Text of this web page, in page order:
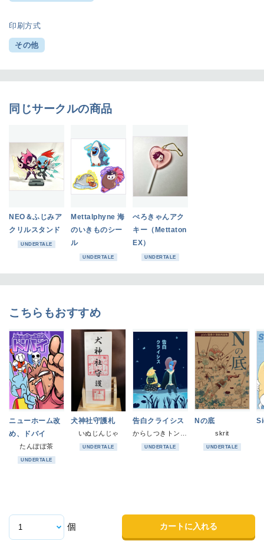
印刷方式
その他
同じサークルの商品
NEO＆ふじみア
クリルスタンド
UNDERTALE
Mettalphyne 海
のいきものシー
ル
UNDERTALE
ぺろきゃんアク
キー（Mettaton
EX）
UNDERTALE
こちらもおすすめ
ニューホーム改
め、ドバイ
たんぽぽ茶
UNDERTALE
犬神社守護札
いぬじんじゃ
UNDERTALE
告白クライシス
UNDERTALE
Nの底
skrit
UNDERTALE
個 カートに入れる